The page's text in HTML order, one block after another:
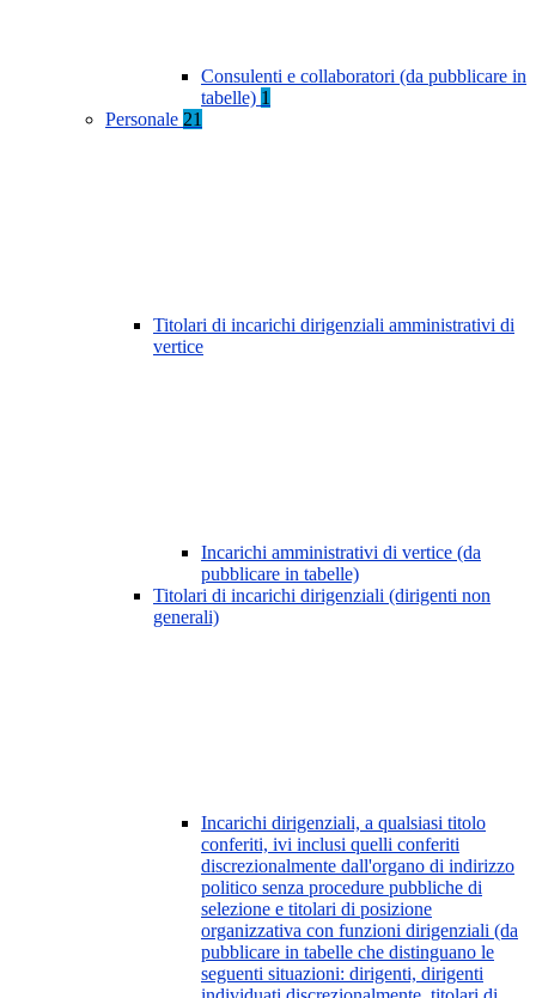
Consulenti e collaboratori (da pubblicare in
tabelle) 1
Personale 21
Titolari di incarichi dirigenziali amministrativi di
vertice
Incarichi amministrativi di vertice (da
pubblicare in tabelle)
Titolari di incarichi dirigenziali (dirigenti non
generali)
Incarichi dirigenziali, a qualsiasi titolo
conferiti, ivi inclusi quelli conferiti
discrezionalmente dall'organo di indirizzo
politico senza procedure pubbliche di
selezione e titolari di posizione
organizzativa con funzioni dirigenziali (da
pubblicare in tabelle che distinguano le
seguenti situazioni: dirigenti, dirigenti